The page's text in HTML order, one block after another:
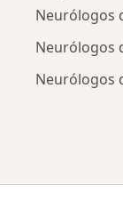
Neurólogos
Neurólogos
Neurólogos